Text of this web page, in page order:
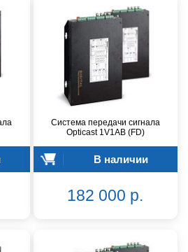
Система передачи сигнала
Opticast 1V1AB (FD)
В наличии
182 000 р.